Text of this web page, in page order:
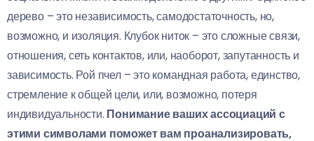
дерево – это независимость, самодостаточность, но,
возможно, и изоляция. Клубок ниток – это сложные связи,
отношения, сеть контактов, или, наоборот, запутанность и
зависимость. Рой пчел – это командная работа, единство,
стремление к общей цели, или, возможно, потеря
индивидуальности. Понимание ваших ассоциаций с
этими символами поможет вам проанализировать,